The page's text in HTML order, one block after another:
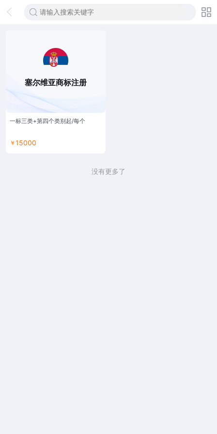
塞尔维亚商标注册
一标三类+第四个类别起/每个
￥ 15000
没有更多了